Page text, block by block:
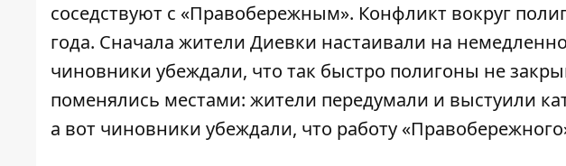
соседствуют с «Правобережным». Конфликт вокруг
года. Сначала жители Диевки настаивали на
чиновники убеждали, что так быстро полигоны не
поменялись местами: жители передумали и выстуили
а вот чиновники убеждали, что работу